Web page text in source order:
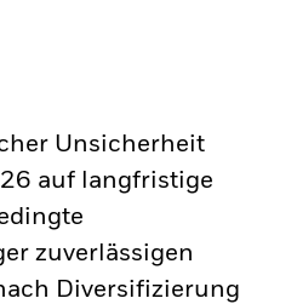
Unsicherheit
auf langfristige
zuverlässigen
Diversifizierung